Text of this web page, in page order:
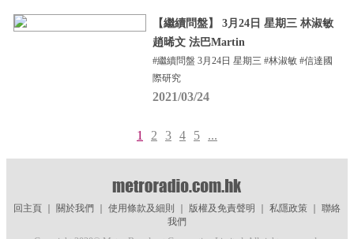
【繼續問盤】 3月24日 星期三 林淑敏
趙晞文 法巴Martin
#繼續問盤 3月24日 星期三 #林淑敏 #信達國
際研究
2021/03/24
1 2 3 4 5 ...
回主頁｜ 關於我們 使用條款及細則 版權及免責聲明 私隱政策｜ 聯絡
我們